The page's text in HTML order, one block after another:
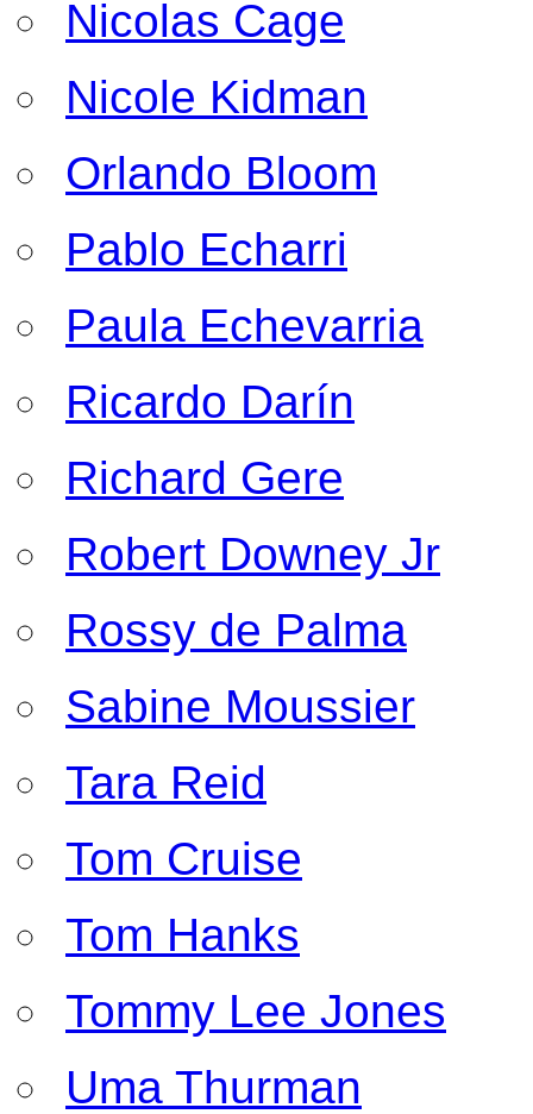
Nicolas Cage
Nicole Kidman
Orlando Bloom
Pablo Echarri
Paula Echevarria
Ricardo Darín
Richard Gere
Robert Downey Jr
Rossy de Palma
Sabine Moussier
Tara Reid
Tom Cruise
Tom Hanks
Tommy Lee Jones
Uma Thurman